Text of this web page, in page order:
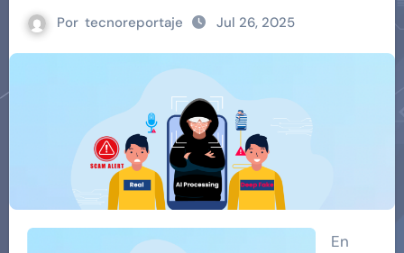
Por tecnoreportaje Jul 26, 2025
En